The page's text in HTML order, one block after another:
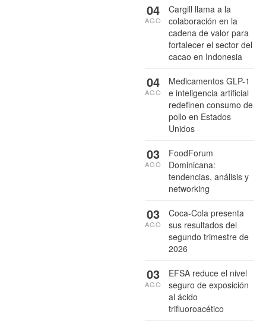
Cargill llama a la
colaboración en la
cadena de valor para
fortalecer el sector del
cacao en Indonesia
04
AGO
Medicamentos GLP-1
e inteligencia artificial
redefinen consumo de
pollo en Estados
Unidos
04
AGO
FoodForum
Dominicana:
tendencias, análisis y
networking
03
AGO
Coca-Cola presenta
sus resultados del
segundo trimestre de
2026
03
AGO
EFSA reduce el nivel
seguro de exposición
al ácido
trifluoroacético
03
AGO